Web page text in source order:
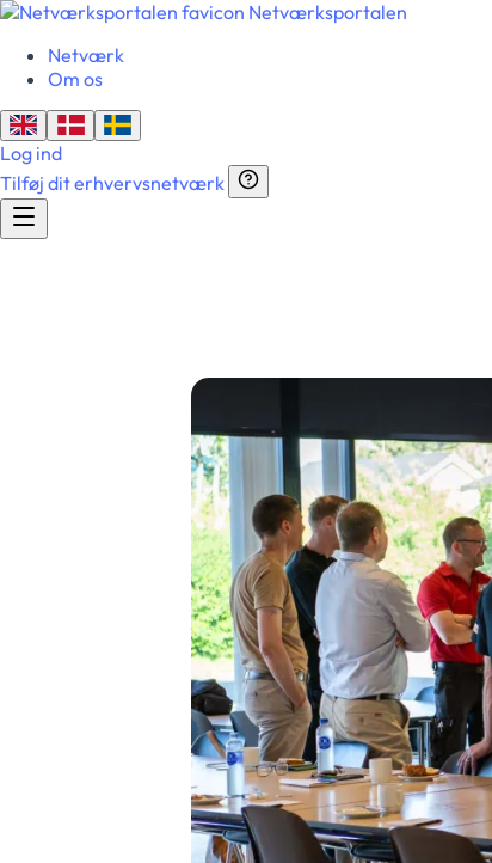
Netværksportalen
Netværk
Om os
Log ind
Tilføj dit erhvervsnetværk